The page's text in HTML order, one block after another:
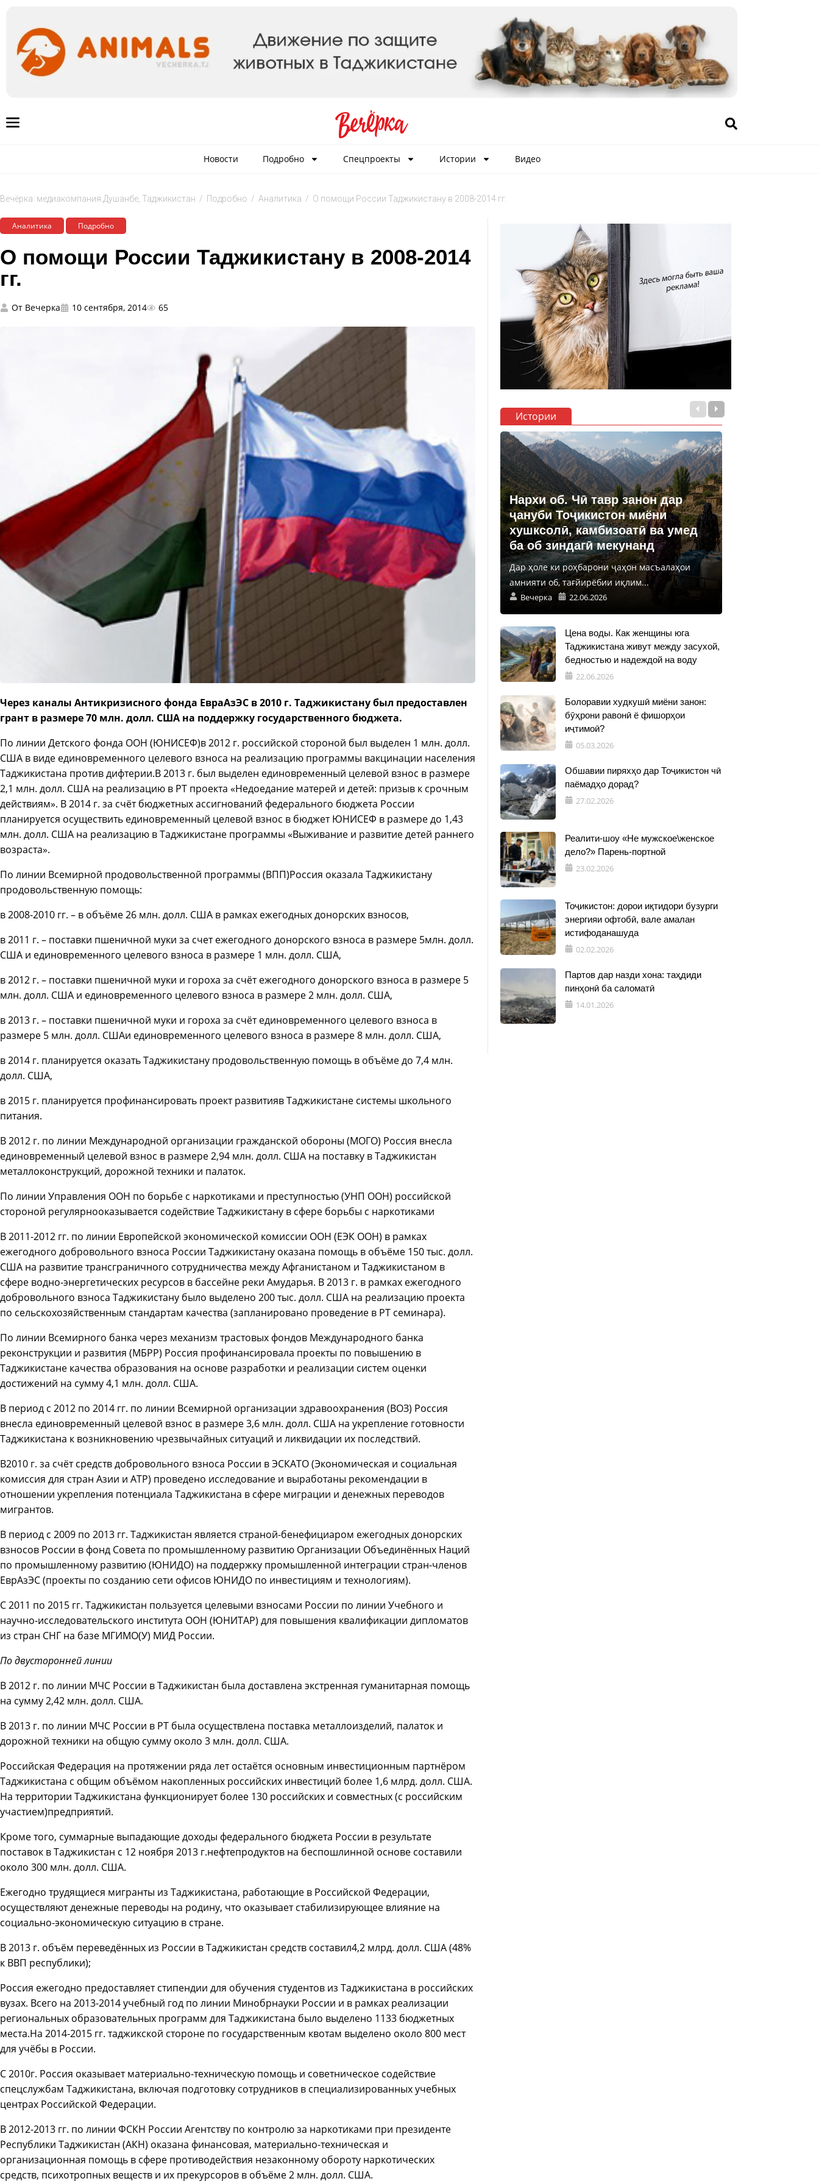
Новости Подробно Спецпроекты Истории Видео
Вечёрка: медиакомпания Душанбе, Таджикистан / Подробно / Аналитика / О помощи России Таджикистану в 2008-2014 гг.
Аналитика Подробно
О помощи России Таджикистану в 2008-2014
гг.
От Вечерка 10 сентября, 2014 65
Через каналы Антикризисного фонда ЕвраАзЭС в 2010 г. Таджикистану был предоставлен
грант в размере 70 млн. долл. США на поддержку государственного бюджета.
По линии Детского фонда ООН (ЮНИСЕФ)в 2012 г. российской стороной был выделен 1 млн. долл.
США в виде единовременного целевого взноса на реализацию программы вакцинации населения
Таджикистана против дифтерии.В 2013 г. был выделен единовременный целевой взнос в размере
2,1 млн. долл. США на реализацию в РТ проекта «Недоедание матерей и детей: призыв к срочным
действиям». В 2014 г. за счёт бюджетных ассигнований федерального бюджета России
планируется осуществить единовременный целевой взнос в бюджет ЮНИСЕФ в размере до 1,43
млн. долл. США на реализацию в Таджикистане программы «Выживание и развитие детей раннего
возраста».
По линии Всемирной продовольственной программы (ВПП)Россия оказала Таджикистану
продовольственную помощь:
в 2008-2010 гг. – в объёме 26 млн. долл. США в рамках ежегодных донорских взносов,
в 2011 г. – поставки пшеничной муки за счет ежегодного донорского взноса в размере 5млн. долл.
США и единовременного целевого взноса в размере 1 млн. долл. США,
в 2012 г. – поставки пшеничной муки и гороха за счёт ежегодного донорского взноса в размере 5
млн. долл. США и единовременного целевого взноса в размере 2 млн. долл. США,
в 2013 г. – поставки пшеничной муки и гороха за счёт единовременного целевого взноса в
размере 5 млн. долл. СШАи единовременного целевого взноса в размере 8 млн. долл. США,
в 2014 г. планируется оказать Таджикистану продовольственную помощь в объёме до 7,4 млн.
долл. США,
в 2015 г. планируется профинансировать проект развитияв Таджикистане системы школьного
питания.
В 2012 г. по линии Международной организации гражданской обороны (МОГО) Россия внесла
единовременный целевой взнос в размере 2,94 млн. долл. США на поставку в Таджикистан
металлоконструкций, дорожной техники и палаток.
По линии Управления ООН по борьбе с наркотиками и преступностью (УНП ООН) российской
стороной регулярнооказывается содействие Таджикистану в сфере борьбы с наркотиками
В 2011-2012 гг. по линии Европейской экономической комиссии ООН (ЕЭК ООН) в рамках
ежегодного добровольного взноса России Таджикистану оказана помощь в объёме 150 тыс. долл.
США на развитие трансграничного сотрудничества между Афганистаном и Таджикистаном в
сфере водно-энергетических ресурсов в бассейне реки Амударья. В 2013 г. в рамках ежегодного
добровольного взноса Таджикистану было выделено 200 тыс. долл. США на реализацию проекта
по сельскохозяйственным стандартам качества (запланировано проведение в РТ семинара).
По линии Всемирного банка через механизм трастовых фондов Международного банка
реконструкции и развития (МБРР) Россия профинансировала проекты по повышению в
Таджикистане качества образования на основе разработки и реализации систем оценки
достижений на сумму 4,1 млн. долл. США.
В период с 2012 по 2014 гг. по линии Всемирной организации здравоохранения (ВОЗ) Россия
внесла единовременный целевой взнос в размере 3,6 млн. долл. США на укрепление готовности
Таджикистана к возникновению чрезвычайных ситуаций и ликвидации их последствий.
В2010 г. за счёт средств добровольного взноса России в ЭСКАТО (Экономическая и социальная
комиссия для стран Азии и АТР) проведено исследование и выработаны рекомендации в
отношении укрепления потенциала Таджикистана в сфере миграции и денежных переводов
мигрантов.
В период с 2009 по 2013 гг. Таджикистан является страной-бенефициаром ежегодных донорских
взносов России в фонд Совета по промышленному развитию Организации Объединённых Наций
по промышленному развитию (ЮНИДО) на поддержку промышленной интеграции стран-членов
ЕврАзЭС (проекты по созданию сети офисов ЮНИДО по инвестициям и технологиям).
С 2011 по 2015 гг. Таджикистан пользуется целевыми взносами России по линии Учебного и
научно-исследовательского института ООН (ЮНИТАР) для повышения квалификации дипломатов
из стран СНГ на базе МГИМО(У) МИД России.
По двусторонней линии
В 2012 г. по линии МЧС России в Таджикистан была доставлена экстренная гуманитарная помощь
на сумму 2,42 млн. долл. США.
В 2013 г. по линии МЧС России в РТ была осуществлена поставка металлоизделий, палаток и
дорожной техники на общую сумму около 3 млн. долл. США.
Российская Федерация на протяжении ряда лет остаётся основным инвестиционным партнёром
Таджикистана с общим объёмом накопленных российских инвестиций более 1,6 млрд. долл. США.
На территории Таджикистана функционирует более 130 российских и совместных (с российским
участием)предприятий.
Кроме того, суммарные выпадающие доходы федерального бюджета России в результате
поставок в Таджикистан с 12 ноября 2013 г.нефтепродуктов на беспошлинной основе составили
около 300 млн. долл. США.
Ежегодно трудящиеся мигранты из Таджикистана, работающие в Российской Федерации,
осуществляют денежные переводы на родину, что оказывает стабилизирующее влияние на
социально-экономическую ситуацию в стране.
В 2013 г. объём переведённых из России в Таджикистан средств составил4,2 млрд. долл. США (48%
к ВВП республики);
Россия ежегодно предоставляет стипендии для обучения студентов из Таджикистана в российских
вузах. Всего на 2013-2014 учебный год по линии Минобрнауки России и в рамках реализации
региональных образовательных программ для Таджикистана было выделено 1133 бюджетных
места.На 2014-2015 гг. таджикской стороне по государственным квотам выделено около 800 мест
для учёбы в России.
С 2010г. Россия оказывает материально-техническую помощь и советническое содействие
спецслужбам Таджикистана, включая подготовку сотрудников в специализированных учебных
центрах Российской Федерации.
В 2012-2013 гг. по линии ФСКН России Агентству по контролю за наркотиками при президенте
Республики Таджикистан (АКН) оказана финансовая, материально-техническая и
организационная помощь в сфере противодействия незаконному обороту наркотических
средств, психотропных веществ и их прекурсоров в объёме 2 млн. долл. США.
Истории
Нархи об. Чӣ тавр занон дар
ҷануби Тоҷикистон миёни
хушксолӣ, камбизоатӣ ва умед
ба об зиндагӣ мекунанд
Дар ҳоле ки роҳбарони ҷаҳон масъалаҳои
амнияти об, тағйирёбии иқлим...
Вечерка 22.06.2026
Цена воды. Как женщины юга
Таджикистана живут между засухой,
бедностью и надеждой на воду
22.06.2026
Болоравии худкушӣ миёни занон:
бӯҳрони равонӣ ё фишорҳои
иҷтимоӣ?
05.03.2026
Обшавии пиряхҳо дар Тоҷикистон чӣ
паёмадҳо дорад?
27.02.2026
Реалити-шоу «Не мужское\женское
дело?» Парень-портной
23.02.2026
Тоҷикистон: дорои иқтидори бузурги
энергияи офтобӣ, вале амалан
истифоданашуда
02.02.2026
Партов дар назди хона: таҳдиди
пинҳонӣ ба саломатӣ
14.01.2026